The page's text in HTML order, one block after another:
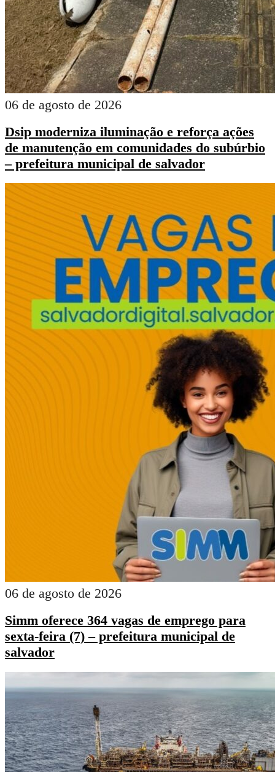
06 de agosto de 2026
Dsip moderniza iluminação e reforça ações
de manutenção em comunidades do subúrbio
– prefeitura municipal de salvador
06 de agosto de 2026
Simm oferece 364 vagas de emprego para
sexta-feira (7) – prefeitura municipal de
salvador